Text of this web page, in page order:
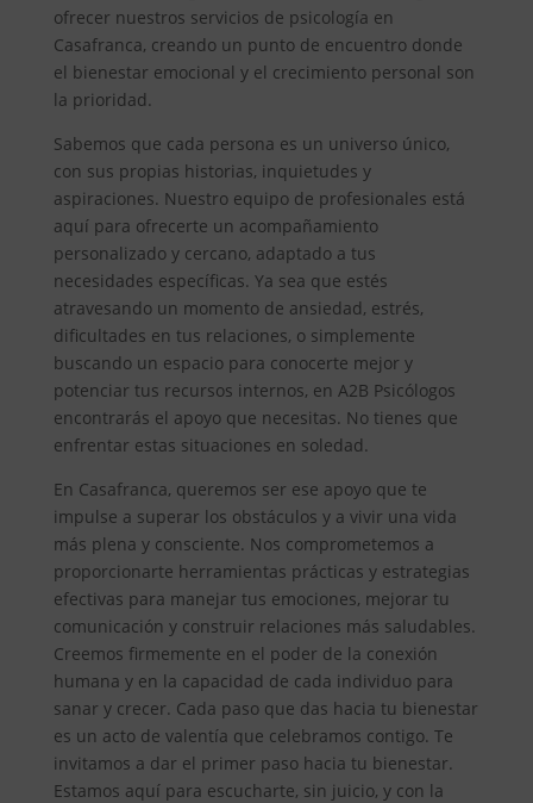
ofrecer nuestros servicios de psicología en
Casafranca, creando un punto de encuentro donde
el bienestar emocional y el crecimiento personal son
la prioridad.
Sabemos que cada persona es un universo único,
con sus propias historias, inquietudes y
aspiraciones. Nuestro equipo de profesionales está
aquí para ofrecerte un acompañamiento
personalizado y cercano, adaptado a tus
necesidades específicas. Ya sea que estés
atravesando un momento de ansiedad, estrés,
dificultades en tus relaciones, o simplemente
buscando un espacio para conocerte mejor y
potenciar tus recursos internos, en A2B Psicólogos
encontrarás el apoyo que necesitas. No tienes que
enfrentar estas situaciones en soledad.
En Casafranca, queremos ser ese apoyo que te
impulse a superar los obstáculos y a vivir una vida
más plena y consciente. Nos comprometemos a
proporcionarte herramientas prácticas y estrategias
efectivas para manejar tus emociones, mejorar tu
comunicación y construir relaciones más saludables.
Creemos firmemente en el poder de la conexión
humana y en la capacidad de cada individuo para
sanar y crecer. Cada paso que das hacia tu bienestar
es un acto de valentía que celebramos contigo. Te
invitamos a dar el primer paso hacia tu bienestar.
Estamos aquí para escucharte, sin juicio, y con la